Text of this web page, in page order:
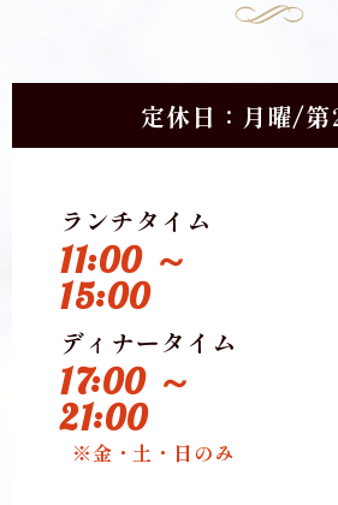
定休日：月曜/
ランチタイム
11:00 ～
15:00
ディナータイム
17:00 ～
21:00
※金・土・日のみ